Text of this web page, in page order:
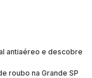
antiaéreo e descobre
roubo na Grande SP